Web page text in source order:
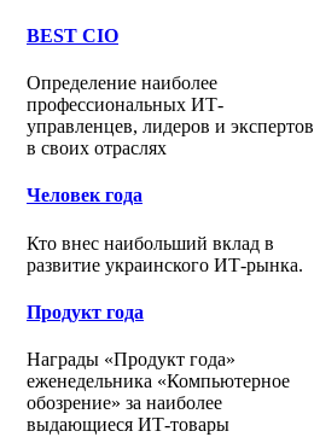
BEST CIO
Определение наиболее
профессиональных ИТ-
управленцев, лидеров и экспертов
в своих отраслях
Человек года
Кто внес наибольший вклад в
развитие украинского ИТ-рынка.
Продукт года
Награды «Продукт года»
еженедельника «Компьютерное
обозрение» за наиболее
выдающиеся ИТ-товары